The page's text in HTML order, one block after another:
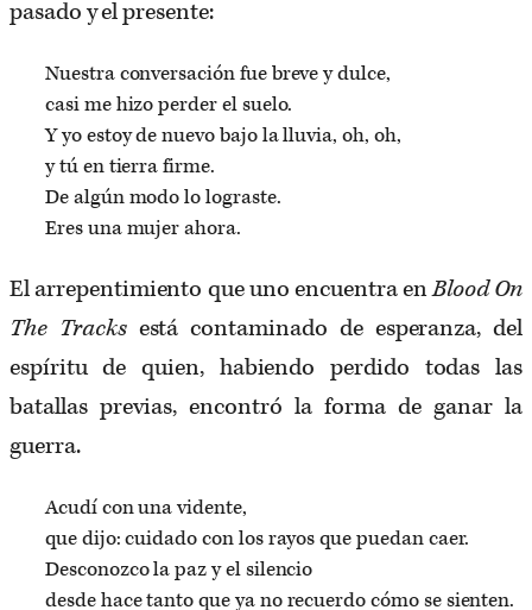
pasado y el presente:
Nuestra conversación fue breve y dulce,
casi me hizo perder el suelo.
Y yo estoy de nuevo bajo la lluvia, oh, oh,
y tú en tierra firme.
De algún modo lo lograste.
Eres una mujer ahora.
El arrepentimiento que uno encuentra enBlood On
The Tracks está contaminado de esperanza, del
espíritu de quien, habiendo perdido todas las
batallas previas, encontró la forma de ganar la
guerra.
Acudí con una vidente,
que dijo: cuidado con los rayos que puedan caer.
Desconozco la paz y el silencio
desde hace tanto que ya no recuerdo cómo se sienten.